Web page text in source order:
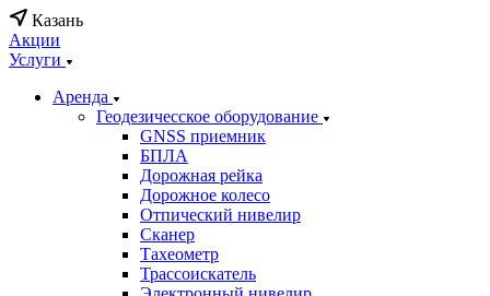
Казань
Акции
Услуги
Аренда
Геодезичесское оборудование
GNSS приемник
БПЛА
Дорожная рейка
Дорожное колесо
Отпический нивелир
Сканер
Тахеометр
Трассоискатель